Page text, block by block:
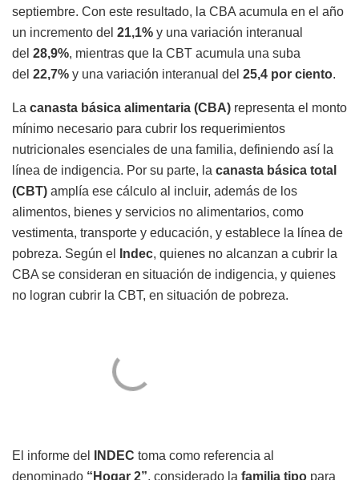
septiembre. Con este resultado, la CBA acumula en el año
un incremento del 21,1% y una variación interanual
del 28,9%, mientras que la CBT acumula una suba
del 22,7% y una variación interanual del 25,4 por ciento.
La canasta básica alimentaria (CBA) representa el monto
mínimo necesario para cubrir los requerimientos
nutricionales esenciales de una familia, definiendo así la
línea de indigencia. Por su parte, la canasta básica total
(CBT) amplía ese cálculo al incluir, además de los
alimentos, bienes y servicios no alimentarios, como
vestimenta, transporte y educación, y establece la línea de
pobreza. Según el
Indec, quienes no alcanzan a cubrir la
CBA se consideran en situación de indigencia, y quienes
no logran cubrir la CBT, en situación de pobreza.
El informe del INDEC toma como referencia al
denominado “Hogar 2”, considerado la familia tipo para